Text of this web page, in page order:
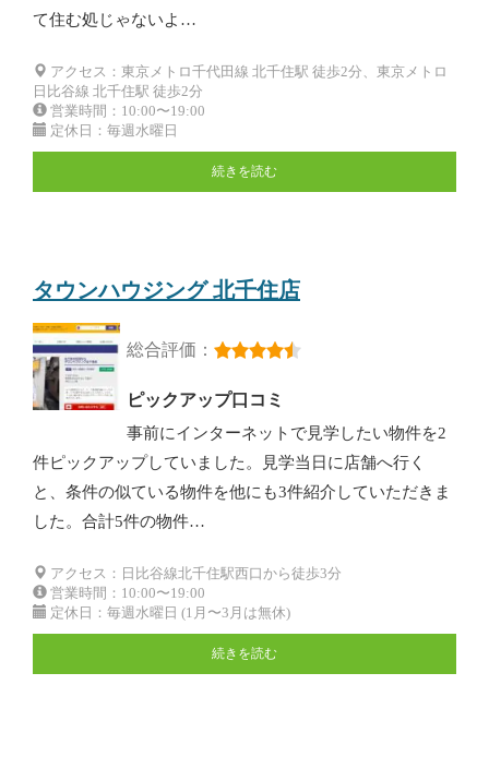
て住む処じゃないよ…
アクセス：東京メトロ千代田線 北千住駅 徒歩2分、東京メトロ
日比谷線 北千住駅 徒歩2分
営業時間：10:00〜19:00
定休日：毎週水曜日
続きを読む
タウンハウジング 北千住店
総合評価：
ピックアップ口コミ
事前にインターネットで見学したい物件を2
件ピックアップしていました。見学当日に店舗へ行く
と、条件の似ている物件を他にも3件紹介していただきま
した。合計5件の物件…
アクセス：日比谷線北千住駅西口から徒歩3分
営業時間：10:00〜19:00
定休日：毎週水曜日 (1月〜3月は無休)
続きを読む